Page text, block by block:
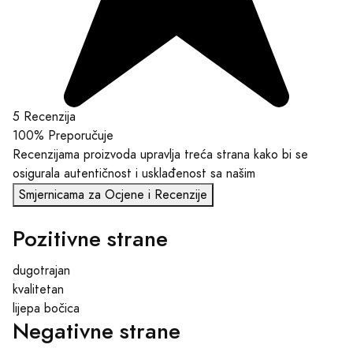
5 Recenzija
100% Preporučuje
Recenzijama proizvoda upravlja treća strana kako bi se
osigurala autentičnost i usklađenost sa našim
Smjernicama za Ocjene i Recenzije
Pozitivne strane
dugotrajan
kvalitetan
lijepa bočica
Negativne strane